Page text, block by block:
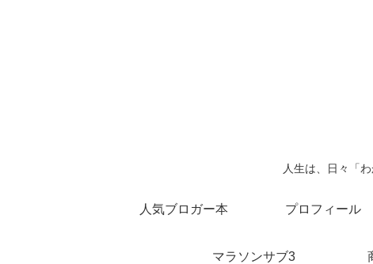
人生は、日々「
人気ブロガー本 プロフィール
マラソンサブ3